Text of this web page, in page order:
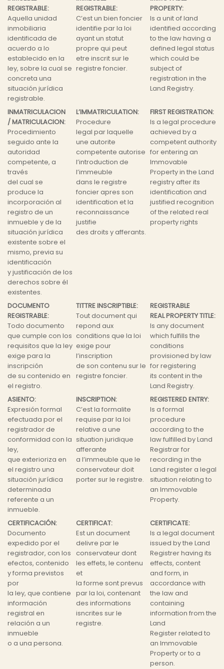
REGISTRABLE:
Aquella unidad
inmobiliaria
identificada de
acuerdo a lo
establecido en la
ley, sobre la cual se
concreta una
situación jurídica
registrable.
REGISTRABLE:
C’est un bien foncier
identifie par la loi
ayant un statut
propre qui peut
etre inscrit sur le
registre foncier.
PROPERTY:
Is a unit of land
identified according
to the law having a
defined legal status
which could be
subject of
registration in the
Land Registry.
INMATRICULACION
/ MATRICULACION:
Procedimiento
seguido ante la
autoridad
competente, a
través
del cual se
produce la
incorporación al
registro de un
inmueble y de la
situación jurídica
existente sobre el
mismo, previa su
identificación
y justificación de los
derechos sobre él
existentes.
L’IMMATRICULATION:
Procedure
legal par laquelle
une autorite
competente autorise
l’introduction de
l’immeuble
dans le registre
foncier apres son
identification et la
reconnaissance
justifie
des droits y afferants.
FIRST REGISTRATION:
Is a legal procedure
achieved by a
competent authority
for entering an
Immovable
Property in the Land
registry after its
identification and
justified recognition
of the related real
property rights
DOCUMENTO
REGISTRABLE:
Todo documento
que cumple con los
requisitos que la ley
exige para la
inscripción
de su contenido en
el registro.
TITTRE INSCRIPTIBLE:
Tout document qui
repond aux
conditions que la loi
exige pour
l’inscription
de son contenu sur le
registre foncier.
REGISTRABLE
REAL PROPERTY TITLE:
Is any document
which fulfills the
conditions
provisioned by law
for registering
its content in the
Land Registry.
ASIENTO:
Expresión formal
efectuada por el
registrador de
conformidad con la
ley,
que exterioriza en
el registro una
situación jurídica
determinada
referente a un
inmueble.
INSCRIPTION:
C’est la formalite
requise par la loi
relative a une
situation juridique
afferante
a l’immeuble que le
conservateur doit
porter sur le registre.
REGISTERED ENTRY:
Is a formal
procedure
according to the
law fulfilled by Land
Registrar for
recording in the
Land register a legal
situation relating to
an Immovable
Property.
CERTIFICACIÓN:
Documento
expedido por el
registrador, con los
efectos, contenido
y forma previstos
por
la ley, que contiene
información
registral en
relación a un
inmueble
o a una persona.
CERTIFICAT:
Est un document
delivre par le
conservateur dont
les effets, le contenu
et
la forme sont prevus
par la loi, contenant
des informations
isncrites sur le
registre.
CERTIFICATE:
Is a legal document
issued by the Land
Registrer having its
effects, content
and form, in
accordance with
the law and
containing
information from the
Land
Register related to
an Immovable
Property or to a
person.